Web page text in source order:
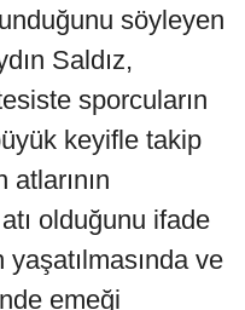
söyleyen
Saldız,
sporcuların
keyifle takip
olduğunu ifade
ve
emeği